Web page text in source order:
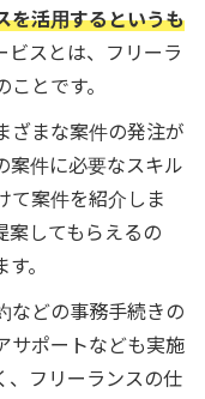
を活用するというも
ビスとは、フリーラ
とです。
ざまな案件の発注が
案件に必要なスキル
て案件を紹介しま
案してもらえるの
。
などの事務手続きの
サポートなども実施
、フリーランスの仕